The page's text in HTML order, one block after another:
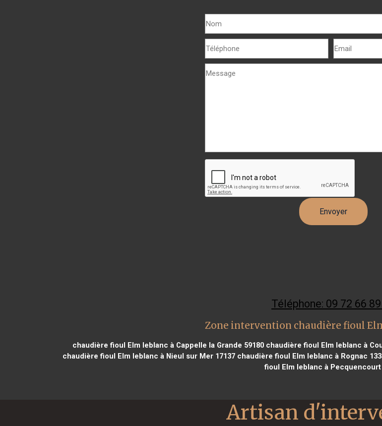
Téléphone: 09 72 66
Zone intervention chaudière fioul
chaudière fioul Elm leblanc à Cappelle la Grande 59180 chaudière fioul Elm leblanc à
chaudière fioul Elm leblanc à Nieul sur Mer 17137 chaudière fioul Elm leblanc à Rognac
fioul Elm leblanc à Pecquencourt
Artisan